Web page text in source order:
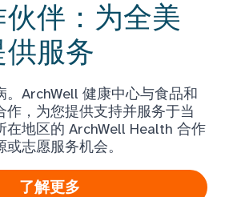
伴：为全美
服务
。ArchWell 健康中心与食品和
作，为您提供支持并服务于当
在地区的 ArchWell Health 合作
志愿服务机会。
了解更多